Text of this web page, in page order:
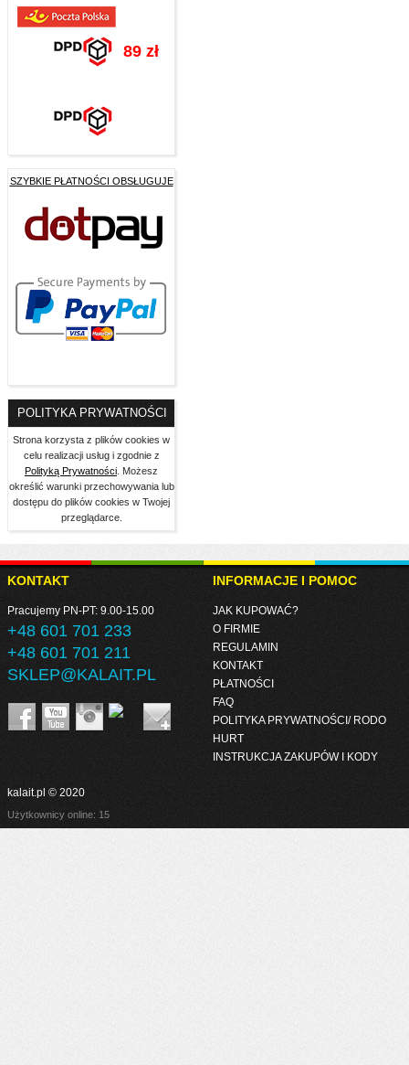
89 zł
SZYBKIE PŁATNOŚCI OBSŁUGUJE
POLITYKA PRYWATNOŚCI
Strona korzysta z plików cookies w
celu realizacji usług i zgodnie z
Polityką Prywatności . Możesz
określić warunki przechowywania lub
dostępu do plików cookies w Twojej
przeglądarce.
KONTAKT
Pracujemy PN-PT: 9.00-15.00
+48 601 701 233
+48 601 701 211
SKLEP@KALAIT.PL
INFORMACJE I POMOC
JAK KUPOWAĆ?
O FIRMIE
REGULAMIN
KONTAKT
PŁATNOŚCI
FAQ
POLITYKA PRYWATNOŚCI/ RODO
HURT
INSTRUKCJA ZAKUPÓW I KODY
kalait.pl © 2020
Użytkownicy online: 15